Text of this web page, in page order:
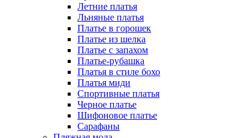
Летние платья
Льняные платья
Платье в горошек
Платье из шелка
Платье с запахом
Платье-рубашка
Платья в стиле бохо
Платья миди
Спортивные платья
Черное платье
Шифоновое платье
Сарафаны